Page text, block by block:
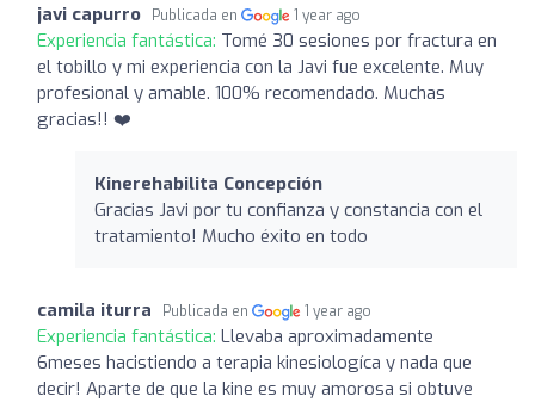
javi capurro Publicada en 1 year ago
Experiencia fantástica: Tomé 30 sesiones por fractura en
el tobillo y mi experiencia con la Javi fue excelente. Muy
profesional y amable. 100% recomendado. Muchas
gracias!! ❤️
Kinerehabilita Concepción
Gracias Javi por tu confianza y constancia con el
tratamiento! Mucho éxito en todo
camila iturra Publicada en 1 year ago
Experiencia fantástica: Llevaba aproximadamente
6meses hacistiendo a terapia kinesiologíca y nada que
decir! Aparte de que la kine es muy amorosa si obtuve